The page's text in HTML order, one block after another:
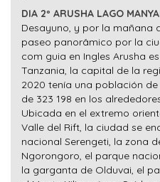
DIA 2º ARUSHA LAGO
Desayuno, y por la mañana
paseo panorâmico por la
com guia en Ingles Arusha
Tanzania, la capital de la
2020 tenía una población
de 323 198 en los
Ubicada en el extremo
Valle del Rift, la ciudad se
nacional Serengeti, la zona
Ngorongoro, el parque
la garganta de Olduvai, el